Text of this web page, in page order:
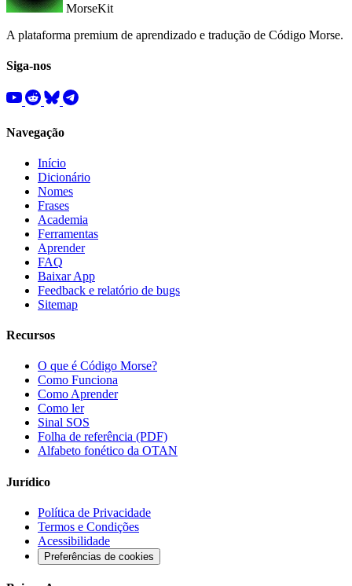
MorseKit
A plataforma premium de aprendizado e tradução de Código Morse.
Siga-nos
Navegação
Início
Dicionário
Nomes
Frases
Academia
Ferramentas
Aprender
FAQ
Baixar App
Feedback e relatório de bugs
Sitemap
Recursos
O que é Código Morse?
Como Funciona
Como Aprender
Como ler
Sinal SOS
Folha de referência (PDF)
Alfabeto fonético da OTAN
Jurídico
Política de Privacidade
Termos e Condições
Acessibilidade
Preferências de cookies